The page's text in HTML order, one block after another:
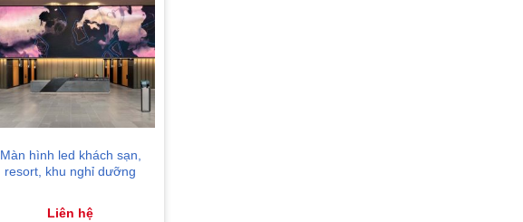
Màn hình led khách sạn,
resort, khu nghỉ dưỡng
Liên hệ